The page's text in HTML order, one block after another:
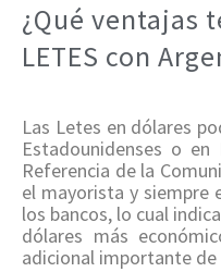
¿Qué ventajas
LETES con
Las Letes en dólares
Estadounidenses o
Referencia de la
el mayorista y siempre
los bancos, lo cual
dólares más
adicional importante